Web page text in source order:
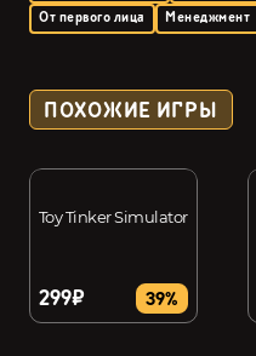
От первого лица
Менеджмент
ПОХОЖИЕ ИГРЫ
Toy Tinker Simulator
299₽ 39%